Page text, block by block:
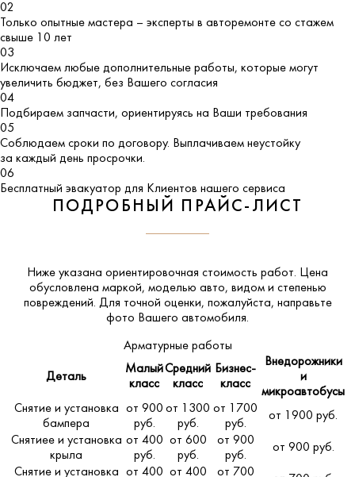
02
Только опытные мастера – эксперты в авторемонте со стажем
свыше 10 лет
03
Исключаем любые дополнительные работы, которые могут
увеличить бюджет, без Вашего согласия
04
Подбираем запчасти, ориентируясь на Ваши требования
05
Соблюдаем сроки по договору. Выплачиваем неустойку
за каждый день просрочки.
06
Бесплатный эвакуатор для Клиентов нашего сервиса
ПОДРОБНЫЙ ПРАЙС-ЛИСТ
Ниже указана ориентировочная стоимость работ. Цена
обусловлена маркой, моделью авто, видом и степенью
повреждений. Для точной оценки, пожалуйста, направьте
фото Вашего автомобиля.
Арматурные работы
Деталь
Малый
класс
Средний
класс
Бизнес-
класс
Внедорожники
и
микроавтобусы
Снятие и установка
бампера
от 900
руб.
от 1300
руб.
от 1700
руб.
от 1900 руб.
Снятиее и установка
крыла
от 400
руб.
от 600
руб.
от 900
руб.
от 900 руб.
Снятие и установка
от 400 от 400
от 700